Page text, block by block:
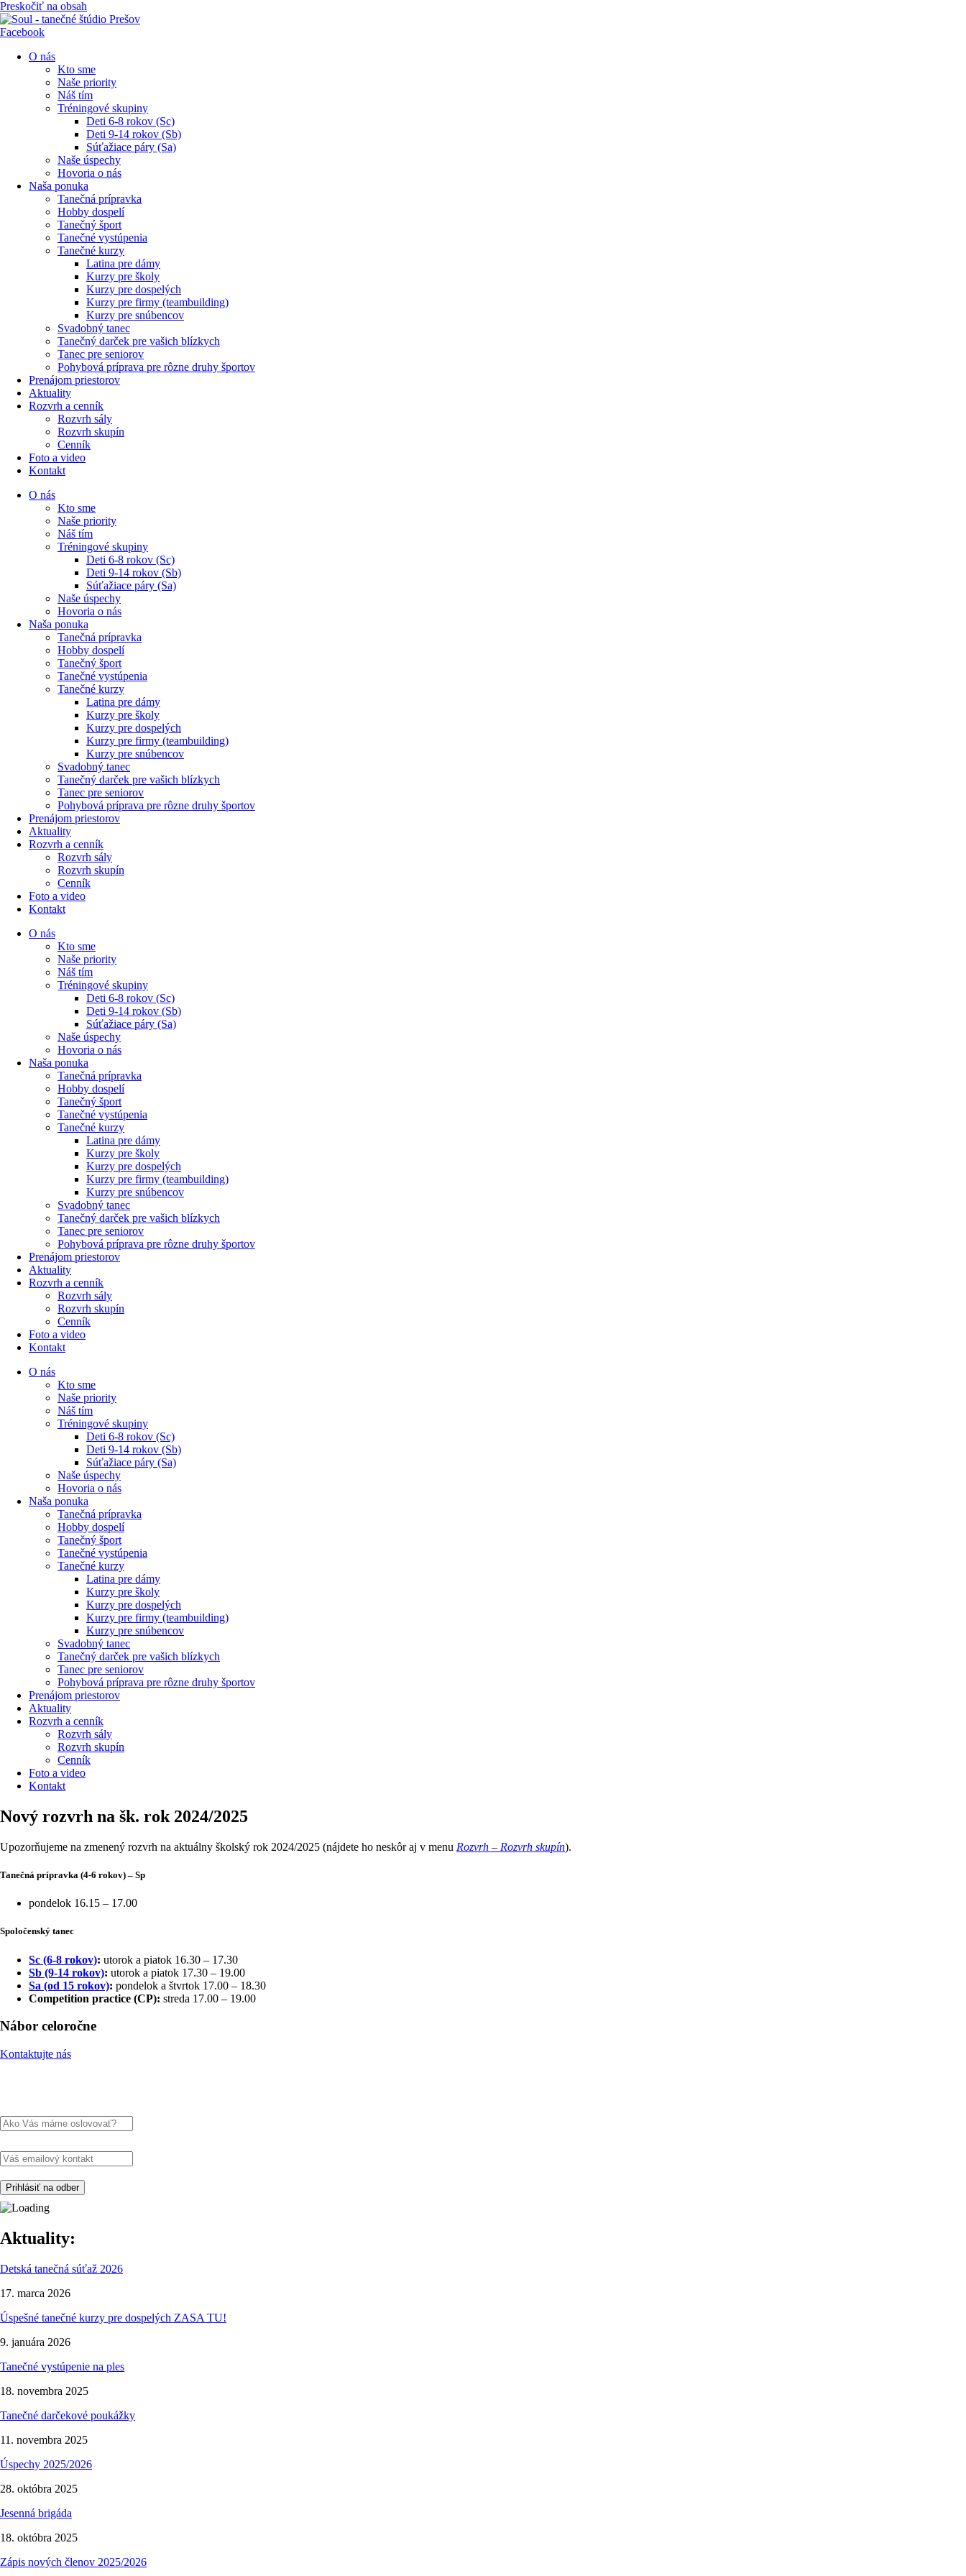
Preskočiť na obsah
Facebook
O nás
Kto sme
Naše priority
Náš tím
Tréningové skupiny
Deti 6-8 rokov (Sc)
Deti 9-14 rokov (Sb)
Súťažiace páry (Sa)
Naše úspechy
Hovoria o nás
Naša ponuka
Tanečná prípravka
Hobby dospelí
Tanečný šport
Tanečné vystúpenia
Tanečné kurzy
Latina pre dámy
Kurzy pre školy
Kurzy pre dospelých
Kurzy pre firmy (teambuilding)
Kurzy pre snúbencov
Svadobný tanec
Tanečný darček pre vašich blízkych
Tanec pre seniorov
Pohybová príprava pre rôzne druhy športov
Prenájom priestorov
Aktuality
Rozvrh a cenník
Rozvrh sály
Rozvrh skupín
Cenník
Foto a video
Kontakt
O nás
Kto sme
Naše priority
Náš tím
Tréningové skupiny
Deti 6-8 rokov (Sc)
Deti 9-14 rokov (Sb)
Súťažiace páry (Sa)
Naše úspechy
Hovoria o nás
Naša ponuka
Tanečná prípravka
Hobby dospelí
Tanečný šport
Tanečné vystúpenia
Tanečné kurzy
Latina pre dámy
Kurzy pre školy
Kurzy pre dospelých
Kurzy pre firmy (teambuilding)
Kurzy pre snúbencov
Svadobný tanec
Tanečný darček pre vašich blízkych
Tanec pre seniorov
Pohybová príprava pre rôzne druhy športov
Prenájom priestorov
Aktuality
Rozvrh a cenník
Rozvrh sály
Rozvrh skupín
Cenník
Foto a video
Kontakt
O nás
Kto sme
Naše priority
Náš tím
Tréningové skupiny
Deti 6-8 rokov (Sc)
Deti 9-14 rokov (Sb)
Súťažiace páry (Sa)
Naše úspechy
Hovoria o nás
Naša ponuka
Tanečná prípravka
Hobby dospelí
Tanečný šport
Tanečné vystúpenia
Tanečné kurzy
Latina pre dámy
Kurzy pre školy
Kurzy pre dospelých
Kurzy pre firmy (teambuilding)
Kurzy pre snúbencov
Svadobný tanec
Tanečný darček pre vašich blízkych
Tanec pre seniorov
Pohybová príprava pre rôzne druhy športov
Prenájom priestorov
Aktuality
Rozvrh a cenník
Rozvrh sály
Rozvrh skupín
Cenník
Foto a video
Kontakt
O nás
Kto sme
Naše priority
Náš tím
Tréningové skupiny
Deti 6-8 rokov (Sc)
Deti 9-14 rokov (Sb)
Súťažiace páry (Sa)
Naše úspechy
Hovoria o nás
Naša ponuka
Tanečná prípravka
Hobby dospelí
Tanečný šport
Tanečné vystúpenia
Tanečné kurzy
Latina pre dámy
Kurzy pre školy
Kurzy pre dospelých
Kurzy pre firmy (teambuilding)
Kurzy pre snúbencov
Svadobný tanec
Tanečný darček pre vašich blízkych
Tanec pre seniorov
Pohybová príprava pre rôzne druhy športov
Prenájom priestorov
Aktuality
Rozvrh a cenník
Rozvrh sály
Rozvrh skupín
Cenník
Foto a video
Kontakt
Nový rozvrh na šk. rok 2024/2025
Upozorňujeme na zmenený rozvrh na aktuálny školský rok 2024/2025 (nájdete ho neskôr aj v menu Rozvrh – Rozvrh skupín).
Tanečná prípravka (4-6 rokov) – Sp
pondelok 16.15 – 17.00
Spoločenský tanec
Sc (6-8 rokov): utorok a piatok 16.30 – 17.30
Sb (9-14 rokov): utorok a piatok 17.30 – 19.00
Sa (od 15 rokov): pondelok a štvrtok 17.00 – 18.30
Competition practice (CP): streda 17.00 – 19.00
Nábor celoročne
Kontaktujte nás
Aktuality:
Detská tanečná súťaž 2026
17. marca 2026
Úspešné tanečné kurzy pre dospelých ZASA TU!
9. januára 2026
Tanečné vystúpenie na ples
18. novembra 2025
Tanečné darčekové poukážky
11. novembra 2025
Úspechy 2025/2026
28. októbra 2025
Jesenná brigáda
18. októbra 2025
Zápis nových členov 2025/2026